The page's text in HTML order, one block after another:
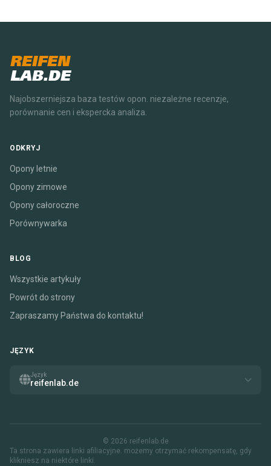
REIFEN
LAB.DE
Najobszerniejsza baza testów opon. niezależne recenzje,
porównanie cen i ekspercka analiza.
ODKRYJ
Opony letnie
Opony zimowe
Opony całoroczne
Porównywarka
BLOG
Wszystkie artykuły
Powrót do strony
Zapraszamy Państwa do kontaktu!
JĘZYK
Język
reifenlab.de
© 2026 reifenlab.de
Ta strona zawiera linki afiliacyjne. możemy otrzymać rekompensatę, gdy
klikniesz na niektóre linki.